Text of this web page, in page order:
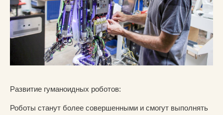
Развитие гуманоидных роботов:
Роботы станут более совершенными и смогут выполнять